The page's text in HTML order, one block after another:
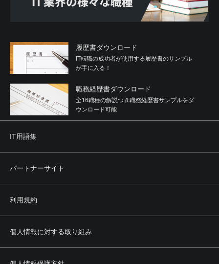
履歴書ダウンロード
IT転職の成功者が使用する履歴書のサンプル
が手に入る！
職務経歴書ダウンロード
全16職種の解説つき職務経歴書サンプルをダ
ウンロード可能
IT用語集
パートナーサイト
利用規約
個人情報に対する取り組み